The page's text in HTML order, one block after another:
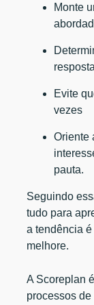
Monte
Evite
vezes
Oriente
pauta.
Seguindo
tudo para
a tendência
melhore.
A Scoreplan
processos